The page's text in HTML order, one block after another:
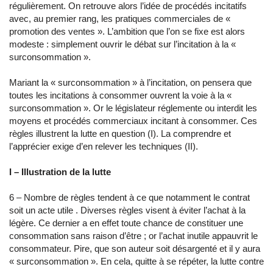
régulièrement. On retrouve alors l’idée de procédés incitatifs
avec, au premier rang, les pratiques commerciales de «
promotion des ventes ». L’ambition que l’on se fixe est alors
modeste : simplement ouvrir le débat sur l’incitation à la «
surconsommation ».
Mariant la « surconsommation » à l’incitation, on pensera que
toutes les incitations à consommer ouvrent la voie à la «
surconsommation ». Or le législateur réglemente ou interdit les
moyens et procédés commerciaux incitant à consommer. Ces
règles illustrent la lutte en question (I). La comprendre et
l’apprécier exige d’en relever les techniques (II).
I – Illustration de la lutte
6 – Nombre de règles tendent à ce que notamment le contrat
soit un acte utile . Diverses règles visent à éviter l’achat à la
légère. Ce dernier a en effet toute chance de constituer une
consommation sans raison d’être ; or l’achat inutile appauvrit le
consommateur. Pire, que son auteur soit désargenté et il y aura
« surconsommation ». En cela, quitte à se répéter, la lutte contre